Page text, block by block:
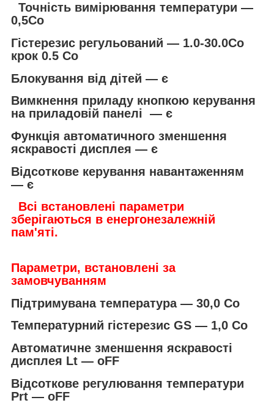
Точність вимірювання температури —
0,5Со
Гістерезис регульований — 1.0-30.0Со
крок 0.5 Со
Блокування від дітей — є
Вимкнення приладу кнопкою керування
на приладовій панелі — є
Функція автоматичного зменшення
яскравості дисплея — є
Відсоткове керування навантаженням
— є
Всі встановлені параметри
зберігаються в енергонезалежній
пам'яті.
Параметри, встановлені за
замовчуванням
Підтримувана температура — 30,0 Со
Температурний гістерезис GS — 1,0 Со
Автоматичне зменшення яскравості
дисплея Lt — oFF
Відсоткове регулювання температури
Prt — oFF